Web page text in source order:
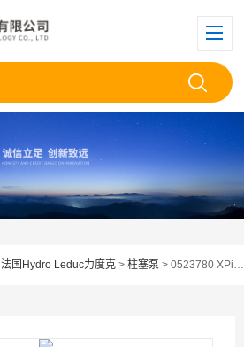
法国Hydro Leduc力度克 > 柱塞泵 > 0523780 XPi41法国力度克0523780变量柱塞泵XPi41现货